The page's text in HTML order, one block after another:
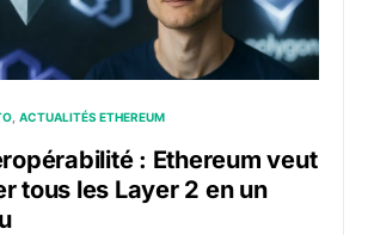
ACTUALITÉS ETHEREUM
: Ethereum veut
tous les Layer 2 en un